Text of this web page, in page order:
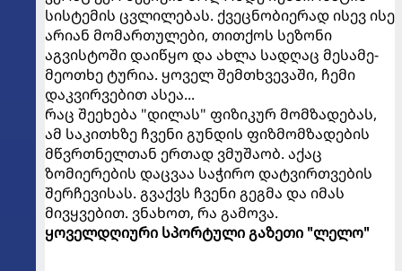
სისტემის ცვლილებას. ქვეცნობიერად ისევ ისე
არიან მომართულები, თითქოს სეზონი
აგვისტოში დაიწყო და ახლა სადღაც მესამე-
მეოთხე ტურია. ყოველ შემთხვევაში, ჩემი
დაკვირვებით ასეა...
რაც შეეხება "დილას" ფიზიკურ მომზადებას,
ამ საკითხზე ჩვენი გუნდის ფიზმომზადების
მწვრთნელთან ერთად ვმუშაობ. აქაც
ზომიერების დაცვაა საჭირო დატვირთვების
შერჩევისას. გვაქვს ჩვენი გეგმა და იმას
მივყვებით. ვნახოთ, რა გამოვა.
ყოველდღიური სპორტული გაზეთი "ლელო"